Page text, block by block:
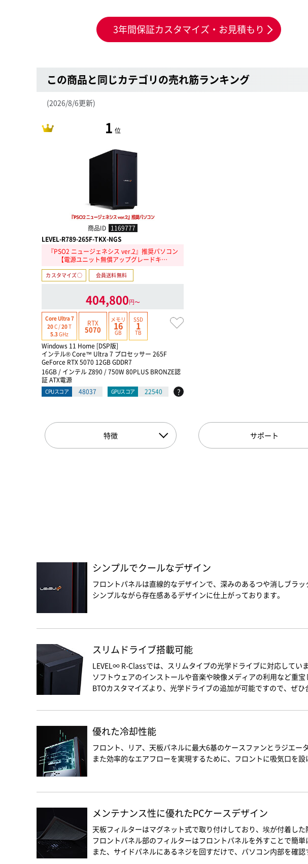
3年間保証カスタマイズ・お見積もり
この商品と同じカテゴリの売れ筋ランキング
(2026/8/6更新)
1 位
商品ID 1169777
LEVEL-R789-265F-TKX-NGS
『PSO2 ニュージェネシス ver.2』推奨パソコン
【電源ユニット無償アップグレードキ…
カスタマイズ○ 会員送料無料
404,800円〜
Core Ultra 7
20C /20T
5.3GHz
RTX
5070
メモリ
16
GB
SSD
1
TB
Windows 11 Home [DSP版]
インテル® Core™ Ultra 7 プロセッサー 265F
GeForce RTX 5070 12GB GDDR7
16GB / インテル Z890 / 750W 80PLUS BRONZE認
証 ATX電源
CPUスコア 48037 GPUスコア 22540 ?
特徴 サポート
シンプルでクールなデザイン
フロントパネルは直線的なデザインで、深みのあるつや消しブラ
シンプルながら存在感あるデザインに仕上がっております。
スリムドライブ搭載可能
LEVEL∞ R-Classでは、スリムタイプの光学ドライブに対応していま
ソフトウェアのインストールや音楽や映像メディアの利用など重宝
BTOカスタマイズより、光学ドライブの追加が可能ですので、ぜひ
優れた冷却性能
フロント、リア、天板パネルに最大6基のケースファンとラジエ
また効率的なエアフローを実現するために、フロントに吸気口を設
メンテナンス性に優れたPCケースデザイン
天板フィルターはマグネット式で取り付けしており、埃が付着し
フロントパネル部のフィルターはフロントパネルを外すことで簡単
また、サイドパネルにあるネジを回すだけで、パソコン内部を確認